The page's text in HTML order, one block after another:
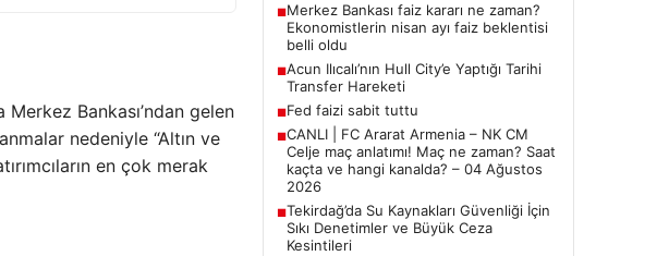
Bankası’ndan gelen
nedeniyle “Altın ve
en çok merak
■Merkez Bankası faiz kararı ne zaman?
Ekonomistlerin nisan ayı faiz beklentisi
belli oldu
■Acun Ilıcalı’nın Hull City’e Yaptığı Tarihi
Transfer Hareketi
■Fed faizi sabit tuttu
■CANLI | FC Ararat Armenia – NK CM
Celje maç anlatımı! Maç ne zaman? Saat
kaçta ve hangi kanalda? – 04 Ağustos
2026
■Tekirdağ’da Su Kaynakları Güvenliği İçin
Sıkı Denetimler ve Büyük Ceza
Kesintileri